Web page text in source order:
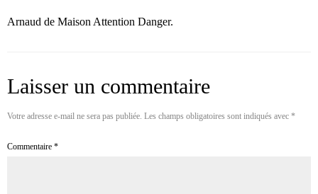
Arnaud de Maison Attention Danger.
Laisser un commentaire
Votre adresse e-mail ne sera pas publiée. Les champs obligatoires sont indiqués avec *
Commentaire *